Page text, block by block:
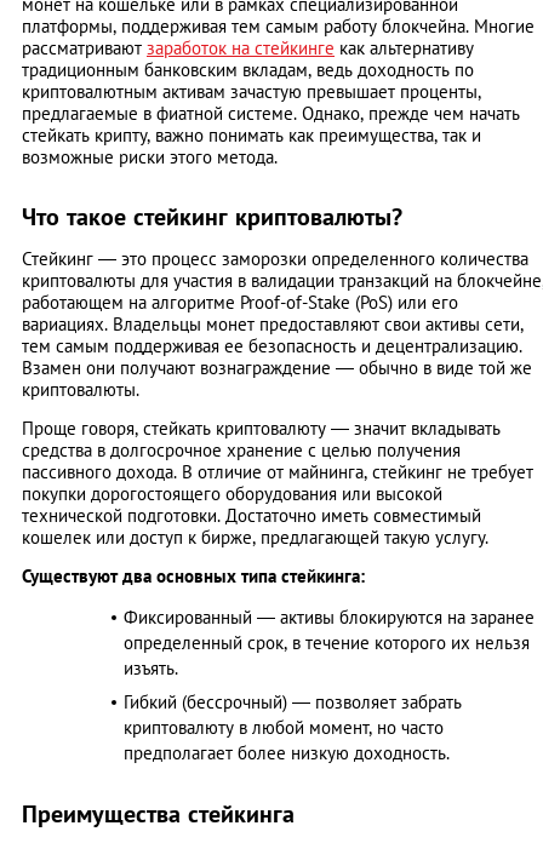
платформы, поддерживая тем самым работу блокчейна. Многие
рассматривают заработок на стейкинге как альтернативу
традиционным банковским вкладам, ведь доходность по
криптовалютным активам зачастую превышает проценты,
предлагаемые в фиатной системе. Однако, прежде чем начать
стейкать крипту, важно понимать как преимущества, так и
возможные риски этого метода.
Что такое стейкинг криптовалюты?
Стейкинг — это процесс заморозки определенного количества
криптовалюты для участия в валидации транзакций на
работающем на алгоритме Proof-of-Stake (PoS) или его
вариациях. Владельцы монет предоставляют свои активы сети,
тем самым поддерживая ее безопасность и децентрализацию.
Взамен они получают вознаграждение — обычно в виде той же
криптовалюты.
Проще говоря, стейкать криптовалюту — значит вкладывать
средства в долгосрочное хранение с целью получения
пассивного дохода. В отличие от майнинга, стейкинг не требует
покупки дорогостоящего оборудования или высокой
технической подготовки. Достаточно иметь совместимый
кошелек или доступ к бирже, предлагающей такую услугу.
Существуют два основных типа стейкинга:
Фиксированный — активы блокируются на заранее
определенный срок, в течение которого их нельзя
изъять.
Гибкий (бессрочный) — позволяет забрать
криптовалюту в любой момент, но часто
предполагает более низкую доходность.
Преимущества стейкинга